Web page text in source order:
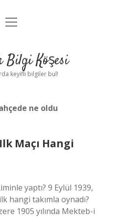
Anasayfa
Uyarı
menüyü
Bilgi Köşesi
keyifli bilgiler bul!
ne oldu
Maçı Hangi
yaptı? 9 Eylül 1939,
hangi takımla oynadı?
1905 yılında Mekteb-i